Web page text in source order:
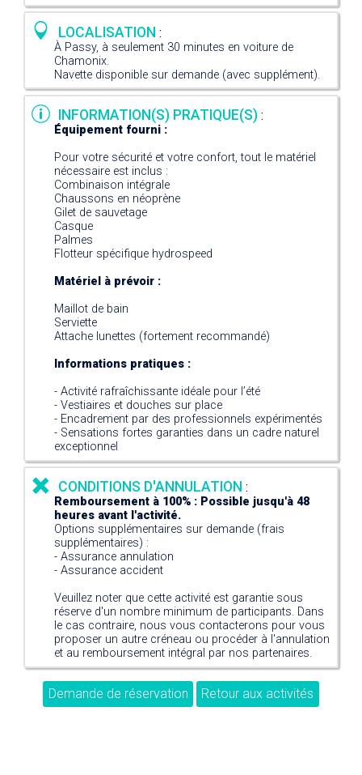
LOCALISATION :
À Passy, à seulement 30 minutes en voiture de
Chamonix.
Navette disponible sur demande (avec supplément).
INFORMATION(S) PRATIQUE(S) :
Équipement fourni :
Pour votre sécurité et votre confort, tout le matériel
nécessaire est inclus :
Combinaison intégrale
Chaussons en néoprène
Gilet de sauvetage
Casque
Palmes
Flotteur spécifique hydrospeed
Matériel à prévoir :
Maillot de bain
Serviette
Attache lunettes (fortement recommandé)
Informations pratiques :
- Activité rafraîchissante idéale pour l’été
- Vestiaires et douches sur place
- Encadrement par des professionnels expérimentés
- Sensations fortes garanties dans un cadre naturel
exceptionnel
CONDITIONS D'ANNULATION :
Remboursement à 100% : Possible jusqu'à 48
heures avant l'activité.
Options supplémentaires sur demande (frais
supplémentaires) :
- Assurance annulation
- Assurance accident
Veuillez noter que cette activité est garantie sous
réserve d'un nombre minimum de participants. Dans
le cas contraire, nous vous contacterons pour vous
proposer un autre créneau ou procéder à l'annulation
et au remboursement intégral par nos partenaires.
Demande de réservation Retour aux activités